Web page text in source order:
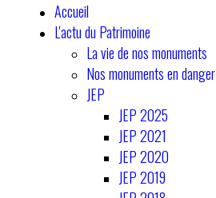
Accueil
L'actu du Patrimoine
La vie de nos monuments
Nos monuments en danger
JEP
JEP 2025
JEP 2021
JEP 2020
JEP 2019